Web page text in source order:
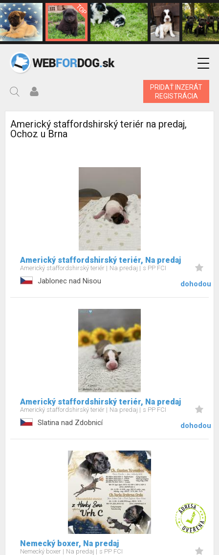
PRIDAŤ INZERÁT
REGISTRÁCIA
Americký staffordshirský teriér na predaj,
Ochoz u Brna
Americký staffordshirský teriér, Na predaj
Americký staffordshirský teriér Na predaj s PP FCI
Jablonec nad Nisou dohodou
Americký staffordshirský teriér, Na predaj
Americký staffordshirský teriér Na predaj s PP FCI
Slatina nad Zdobnicí dohodou
Nemecký boxer, Na predaj
Nemecký boxer Na predaj s PP FCI